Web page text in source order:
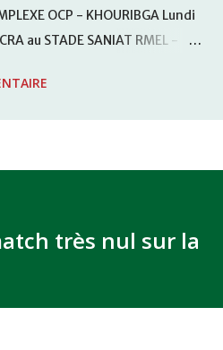
OCP - KHOURIBGA Lundi
au STADE SANIAT RMEL -
15H00 WAF - OCS au
très nul sur la